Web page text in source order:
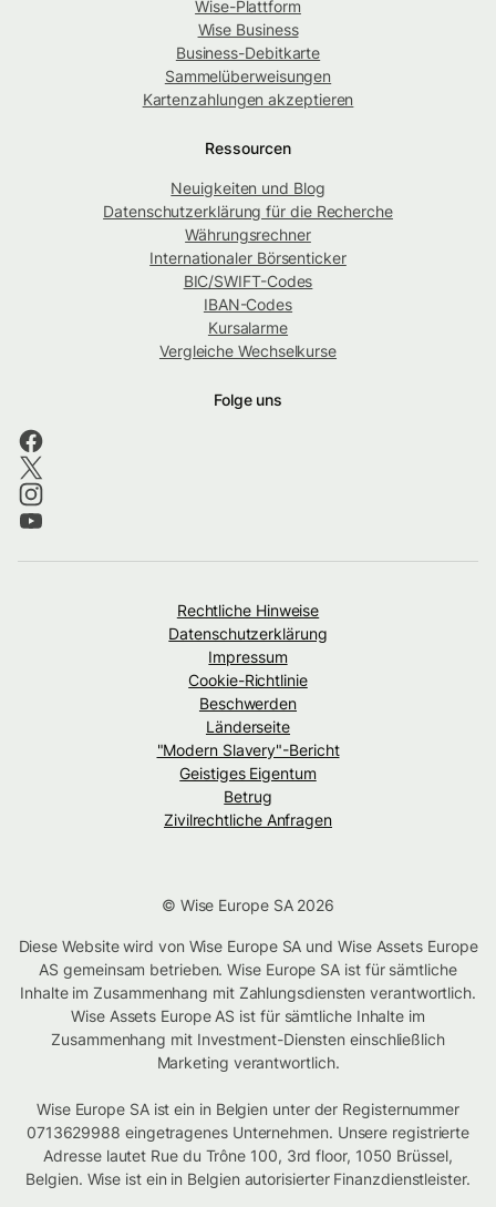
Wise-Plattform
Wise Business
Business-Debitkarte
Sammelüberweisungen
Kartenzahlungen akzeptieren
Ressourcen
Neuigkeiten und Blog
Datenschutzerklärung für die Recherche
Währungsrechner
Internationaler Börsenticker
BIC/SWIFT-Codes
IBAN-Codes
Kursalarme
Vergleiche Wechselkurse
Folge uns
Rechtliche Hinweise
Datenschutzerklärung
Impressum
Cookie-Richtlinie
Beschwerden
Länderseite
"Modern Slavery"-Bericht
Geistiges Eigentum
Betrug
Zivilrechtliche Anfragen
© Wise Europe SA 2026
Diese Website wird von Wise Europe SA und Wise Assets Europe
AS gemeinsam betrieben. Wise Europe SA ist für sämtliche
Inhalte im Zusammenhang mit Zahlungsdiensten verantwortlich.
Wise Assets Europe AS ist für sämtliche Inhalte im
Zusammenhang mit Investment-Diensten einschließlich
Marketing verantwortlich.
Wise Europe SA ist ein in Belgien unter der Registernummer
0713629988 eingetragenes Unternehmen. Unsere registrierte
Adresse lautet Rue du Trône 100, 3rd floor, 1050 Brüssel,
Belgien. Wise ist ein in Belgien autorisierter Finanzdienstleister.